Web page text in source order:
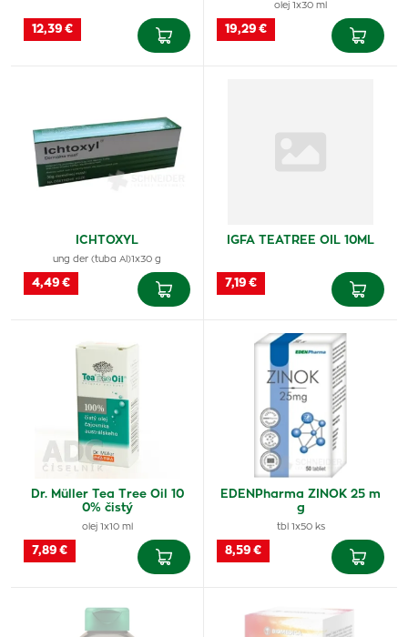
12,39 €
olej 1x30 ml
19,29 €
ICHTOXYL
ung der (tuba Al)1x30 g
4,49 €
IGFA TEATREE OIL 10ML
7,19 €
Dr. Müller Tea Tree Oil 10
0% čistý
olej 1x10 ml
7,89 €
EDENPharma ZINOK 25 m
g
tbl 1x50 ks
8,59 €